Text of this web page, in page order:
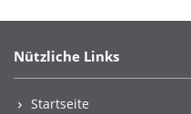
Nützliche Links
Startseite